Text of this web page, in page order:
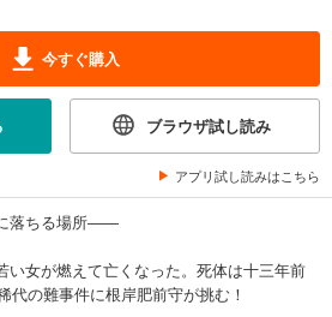
今すぐ購入
ブラウザ試し読み
アプリ試し読みはこちら
落ちる場所――
い女が燃えて亡くなった。死体は十三年前
代の難事件に根岸肥前守が挑む！